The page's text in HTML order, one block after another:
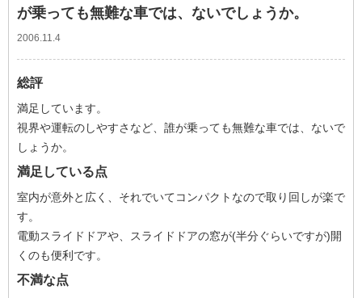
が乗っても無難な車では、ないでしょうか。
2006.11.4
総評
満足しています。
視界や運転のしやすさなど、誰が乗っても無難な車では、ないで
しょうか。
満足している点
室内が意外と広く、それでいてコンパクトなので取り回しが楽で
す。
電動スライドドアや、スライドドアの窓が(半分ぐらいですが)開
くのも便利です。
不満な点